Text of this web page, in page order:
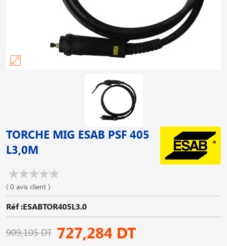
TORCHE MIG ESAB PSF 405
L3,0M
( 0 avis client )
Réf :ESABTOR405L3.0
909,105 DT 727,284 DT